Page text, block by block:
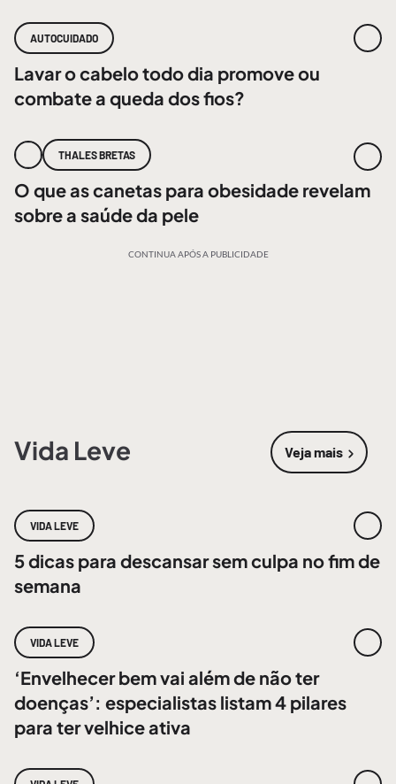
AUTOCUIDADO
Lavar o cabelo todo dia promove ou
combate a queda dos fios?
THALES BRETAS
O que as canetas para obesidade revelam
sobre a saúde da pele
CONTINUA APÓS A PUBLICIDADE
Vida Leve Veja mais
sobre Vida
VIDA LEVE
5 dicas para descansar sem culpa no fim de
semana
VIDA LEVE
‘Envelhecer bem vai além de não ter
doenças’: especialistas listam 4 pilares
para ter velhice ativa